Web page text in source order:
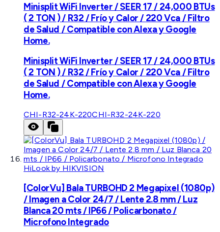
Minisplit WiFi Inverter / SEER 17 / 24,000 BTUs
( 2 TON ) / R32 / Frío y Calor / 220 Vca / Filtro
de Salud / Compatible con Alexa y Google
Home.
Minisplit WiFi Inverter / SEER 17 / 24,000 BTUs
( 2 TON ) / R32 / Frío y Calor / 220 Vca / Filtro
de Salud / Compatible con Alexa y Google
Home.
CHI-R32-24K-220CHI-R32-24K-220
HiLook by HIKVISION
[ColorVu] Bala TURBOHD 2 Megapixel (1080p)
/ Imagen a Color 24/7 / Lente 2.8 mm / Luz
Blanca 20 mts / IP66 / Policarbonato /
Microfono Integrado